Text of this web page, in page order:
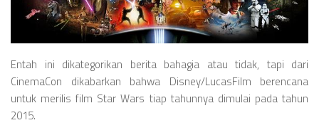
Television
Entah ini dikategorikan berita bahagia atau tidak, tapi dari
CinemaCon dikabarkan bahwa Disney/LucasFilm berencana
untuk merilis film Star Wars tiap tahunnya dimulai pada tahun
2015.